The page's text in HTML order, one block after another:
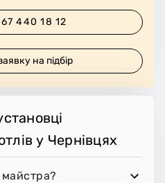
440 18 12
на підбір
у Чернівцях
майстра?